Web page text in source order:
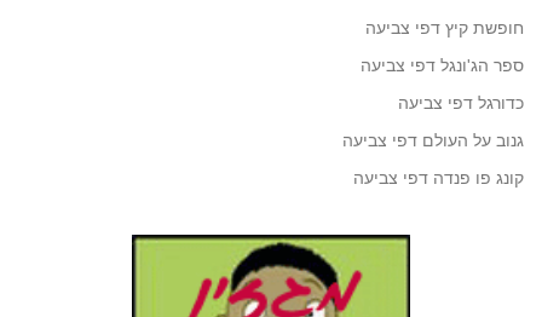
חופשת קיץ דפי צביעה
ספר הג'ונגל דפי צביעה
כדורגל דפי צביעה
גנוב על העולם דפי צביעה
קונג פו פנדה דפי צביעה